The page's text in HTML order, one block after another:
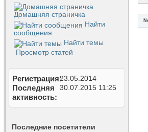
Домашняя страничка
Найти
сообщения
Найти темы
Просмотр статей
Регистрация23.05.2014
Последняя
активность
30.07.2015 11:25
Последние посетители